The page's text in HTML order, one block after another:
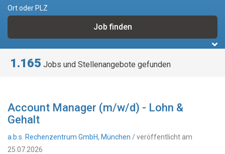
Ort oder PLZ
1.165 Jobs und Stellenangebote gefunden
Account Manager (m/w/d) - Lohn &
Gehalt
a.b.s. Rechenzentrum GmbH, München / veröffentlicht am
25.07.2026